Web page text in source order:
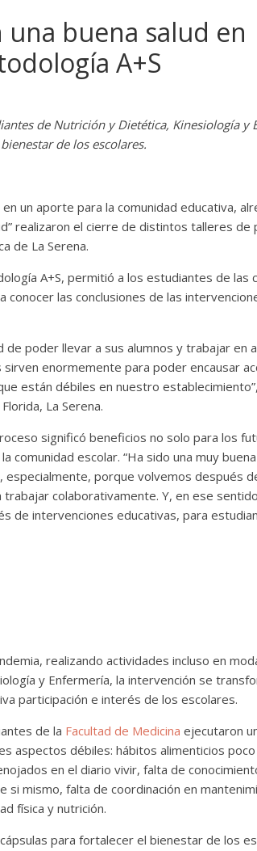
buena salud en
A+S
de Nutrición y Dietética, Kinesiología y
de los escolares.
un aporte para la comunidad educativa,
realizaron el cierre de distintos talleres de
de La Serena.
A+S, permitió a los estudiantes de las
las conclusiones de las
poder llevar a sus alumnos y trabajar en
enormemente para poder encausar
están débiles en nuestro
La Serena.
significó beneficios no solo para los
comunidad escolar. “Ha sido una muy
porque volvemos después
colaborativamente. Y, en ese
de intervenciones educativas, para
realizando actividades incluso en
y Enfermería, la intervención se
participación e interés de los escolares.
de la Facultad de Medicina ejecutaron
aspectos débiles: hábitos alimenticios poco
en el diario vivir, falta de
mismo, falta de coordinación en
física y nutrición.
para fortalecer el bienestar de los